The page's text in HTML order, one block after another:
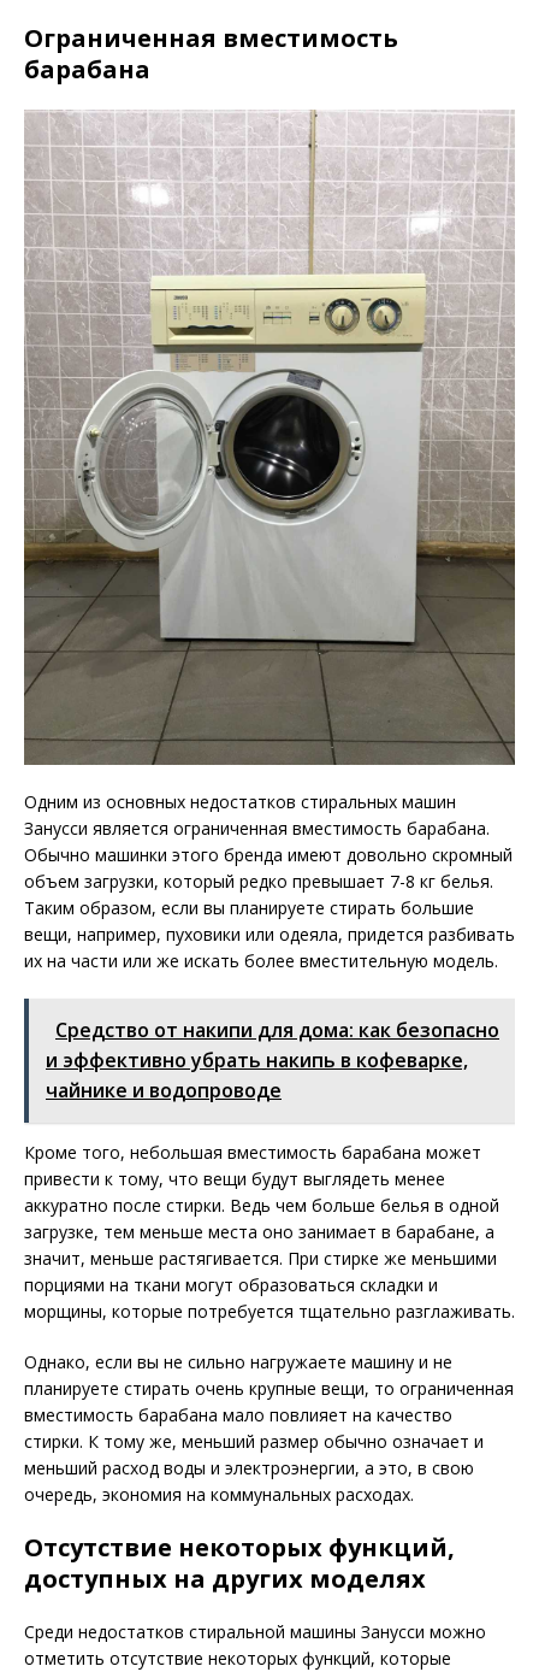
Ограниченная вместимость
барабана
Одним из основных недостатков стиральных машин
Занусси является ограниченная вместимость барабана.
Обычно машинки этого бренда имеют довольно скромный
объем загрузки, который редко превышает 7-8 кг белья.
Таким образом, если вы планируете стирать большие
вещи, например, пуховики или одеяла, придется разбивать
их на части или же искать более вместительную модель.
Средство от накипи для дома: как безопасно
и эффективно убрать накипь в кофеварке,
чайнике и водопроводе
Кроме того, небольшая вместимость барабана может
привести к тому, что вещи будут выглядеть менее
аккуратно после стирки. Ведь чем больше белья в одной
загрузке, тем меньше места оно занимает в барабане, а
значит, меньше растягивается. При стирке же меньшими
порциями на ткани могут образоваться складки и
морщины, которые потребуется тщательно разглаживать.
Однако, если вы не сильно нагружаете машину и не
планируете стирать очень крупные вещи, то ограниченная
вместимость барабана мало повлияет на качество
стирки. К тому же, меньший размер обычно означает и
меньший расход воды и электроэнергии, а это, в свою
очередь, экономия на коммунальных расходах.
Отсутствие некоторых функций,
доступных на других моделях
Среди недостатков стиральной машины Занусси можно
отметить отсутствие некоторых функций, которые